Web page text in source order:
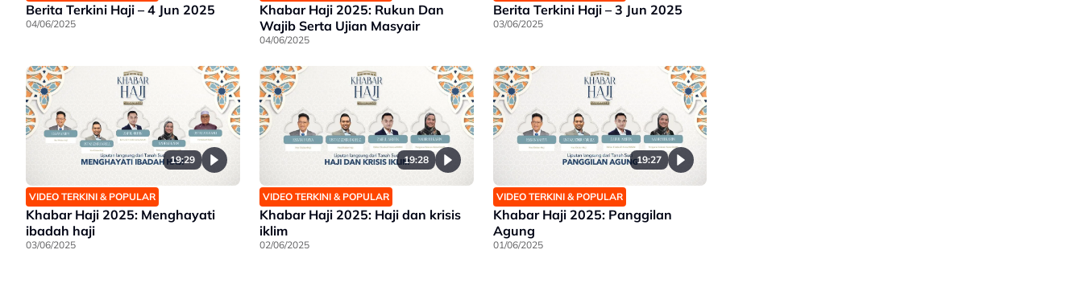
Berita Terkini Haji – 4 Jun 2025
04/06/2025
Khabar Haji 2025: Rukun Dan
Wajib Serta Ujian Masyair
04/06/2025
Berita Terkini Haji – 3 Jun 2025
03/06/2025
19:29
VIDEO TERKINI & POPULAR
Khabar Haji 2025: Menghayati
ibadah haji
03/06/2025
19:28
VIDEO TERKINI & POPULAR
Khabar Haji 2025: Haji dan krisis
iklim
02/06/2025
19:27
VIDEO TERKINI & POPULAR
Khabar Haji 2025: Panggilan
Agung
01/06/2025